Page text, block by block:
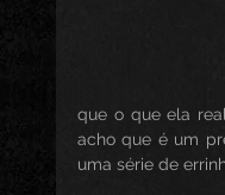
que o que ela
acho que é um
uma série de